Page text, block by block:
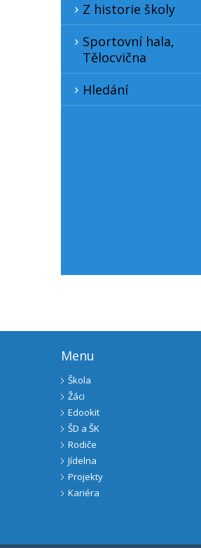
Z historie školy
Sportovní hala,
Tělocvična
Hledání
Menu
Škola
Žáci
Edookit
ŠD a ŠK
Rodiče
Jídelna
Projekty
Kariéra